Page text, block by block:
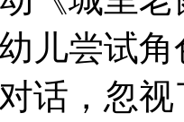
儿尝试
话，忽